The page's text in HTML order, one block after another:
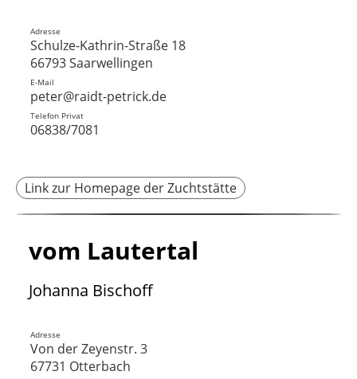
Adresse
Schulze-Kathrin-Straße 18
66793 Saarwellingen
E-Mail
peter@raidt-petrick.de
Telefon Privat
06838/7081
Link zur Homepage der Zuchtstätte
vom Lautertal
Johanna Bischoff
Adresse
Von der Zeyenstr. 3
67731 Otterbach